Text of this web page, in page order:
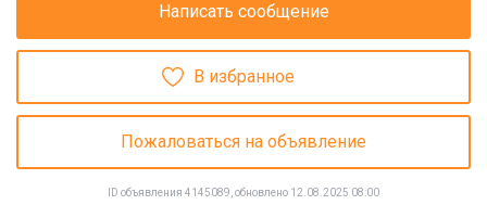
Написать сообщение
В избранное
Пожаловаться на объявление
ID объявления 4145089, обновлено 12.08.2025 08:00